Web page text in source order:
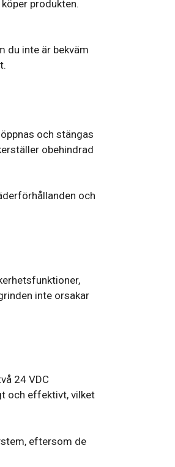
produkten.
du inte är bekväm
och stängas
obehindrad
och
inte orsakar
24 VDC
och effektivt, vilket
eftersom de